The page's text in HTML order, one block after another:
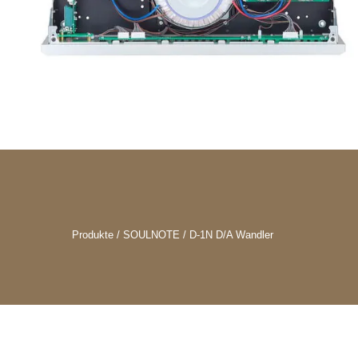
Produkte / SOULNOTE / D-1N D/A Wandler